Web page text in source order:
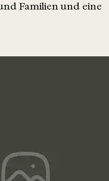
Familien und eine